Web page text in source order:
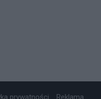
prywatności Reklama